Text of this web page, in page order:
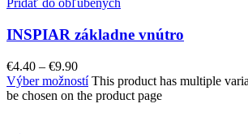
Pridať do obľúbených
INSPIAR základne vnútro
€4.40 – €9.90
Výber možností This product has multiple
be chosen on the product page